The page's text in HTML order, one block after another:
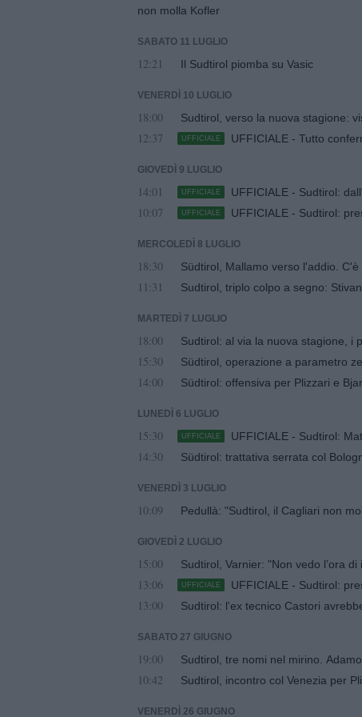
non molla Kofler
SABATO 11 LUGLIO
12:21 Il Sudtirol piomba su Vasic
VENERDÌ 10 LUGLIO
18:00 Sudtirol, verso la nuova stagione:
12:37 UFFICIALE UFFICIALE - Tutto
GIOVEDÌ 9 LUGLIO
14:01 UFFICIALE UFFICIALE - Sudtirol:
10:07 UFFICIALE UFFICIALE - Sudtirol:
MERCOLEDÌ 8 LUGLIO
18:30 Südtirol, Mallamo verso l'addio.
11:31 Sudtirol, triplo colpo a segno:
MARTEDÌ 7 LUGLIO
18:00 Sudtirol: al via la nuova stagione, i
15:30 Südtirol, operazione a parametro
14:00 Südtirol: offensiva per Plizzari e
LUNEDÌ 6 LUGLIO
15:30 UFFICIALE UFFICIALE - Sudtirol:
14:30 Südtirol: trattativa serrata col
VENERDÌ 3 LUGLIO
10:09 Pedullà: "Sudtirol, il Cagliari non
GIOVEDÌ 2 LUGLIO
15:00 Sudtirol, Varnier: "Non vedo l’ora
13:06 UFFICIALE UFFICIALE - Sudtirol:
13:00
SABATO 27 GIUGNO
19:00 Sudtirol, tre nomi nel mirino.
10:42 Sudtirol, incontro col Venezia per
VENERDÌ 26 GIUGNO